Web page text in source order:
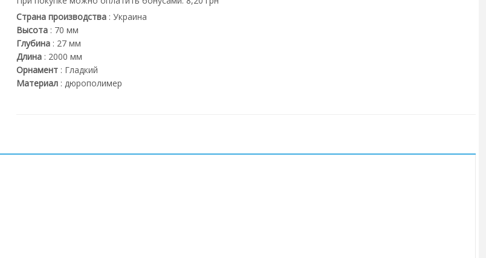
Страна производства: Украина
Высота: 70 мм
Глубина: 27 мм
Длина: 2000 мм
Орнамент: Гладкий
Материал: дюрополимер